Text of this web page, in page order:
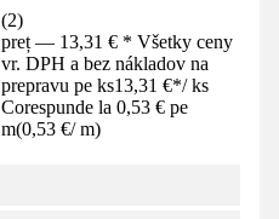
(2)
preț — 13,31 € * Všetky ceny
vr. DPH a bez nákladov na
prepravu pe ks13,31 €*/ ks
Corespunde la 0,53 € pe
m(0,53 €/ m)